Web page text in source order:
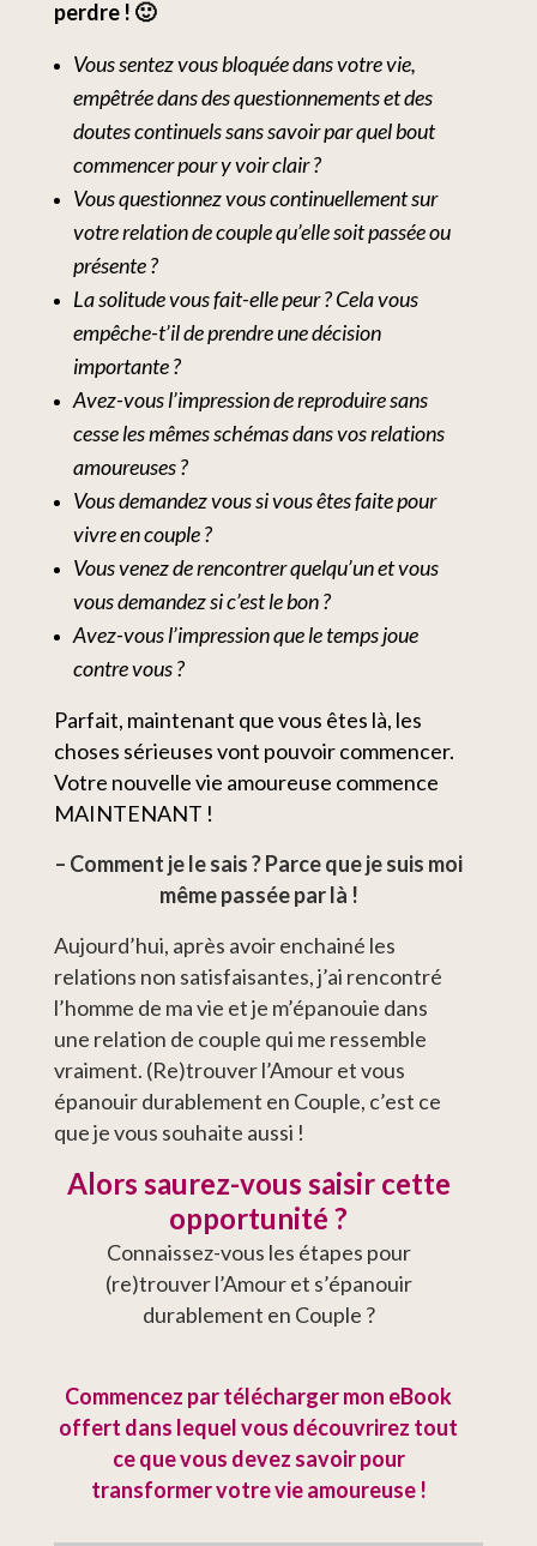
perdre ! 🙂
Vous sentez vous bloquée dans votre vie,
empêtrée dans des questionnements et des
doutes continuels sans savoir par quel bout
commencer pour y voir clair ?
Vous questionnez vous continuellement sur
votre relation de couple qu’elle soit passée ou
présente ?
La solitude vous fait-elle peur ? Cela vous
empêche-t’il de prendre une décision
importante ?
Avez-vous l’impression de reproduire sans
cesse les mêmes schémas dans vos relations
amoureuses ?
Vous demandez vous si vous êtes faite pour
vivre en couple ?
Vous venez de rencontrer quelqu’un et vous
vous demandez si c’est le bon ?
Avez-vous l’impression que le temps joue
contre vous ?
Parfait, maintenant que vous êtes là, les
choses sérieuses vont pouvoir commencer.
Votre nouvelle vie amoureuse commence
MAINTENANT !
– Comment je le sais ? Parce que je suis moi
même passée par là !
Aujourd’hui, après avoir enchainé les
relations non satisfaisantes, j’ai rencontré
l’homme de ma vie et je m’épanouie dans
une relation de couple qui me ressemble
vraiment. (Re)trouver l’Amour et vous
épanouir durablement en Couple, c’est ce
que je vous souhaite aussi !
Alors saurez-vous saisir cette
opportunité ?
Connaissez-vous les étapes pour
(re)trouver l’Amour et s’épanouir
durablement en Couple ?
Commencez partéléchargermon eBook
offert dans lequel vous découvrirez tout
ce que vous devez savoir pour
transformer votre vie amoureuse !